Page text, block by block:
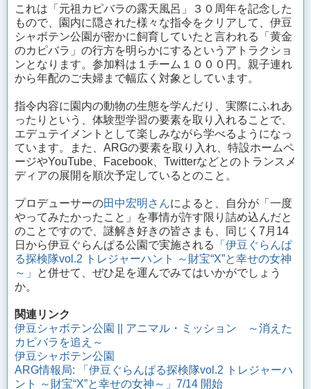
これは「元祖カピバラの露天風呂」３０周年を記念した
もので、園内に隠された様々な指令をクリアして、伊豆
シャボテン公園が密かに飼育していたと言われる「黄金
のカピバラ」の行方を明らかにするというアトラクショ
ンとなります。参加料は１チーム１０００円。親子連れ
から年配のご夫婦まで幅広く対象としています。
指令内容に園内の動物の生態を学んだり、実際にふれあ
ったりという、体験型学習の要素を取り入れることで、
エデュテイメントとして楽しみながら学べるようになっ
ています。また、ARGの要素を取り入れ、特設ホームペ
ージやYouTube、Facebook、Twitterなどとのトランスメ
ディアの展開を順次予定しているとのこと。
プロデューサーの田中宏明さんによると、自分が「一度
やってみたかったこと」を事情が許す限り詰め込んだと
のことですので、謎解き好きの皆さまも、同じく7月14
日から伊豆ぐらんぱる公園で実施される
「伊豆ぐらんぱ
る探検隊vol.2 トレジャーハント ～財宝“X”と幸せの女神
～」
と併せて、ぜひ足を運んでみてはいかがでしょう
か。
関連リンク
伊豆シャボテン公園 || アニマル・ミッション ～消えた
カピバラを追え～
伊豆シャボテン公園
ARG情報局: 「伊豆ぐらんぱる探検隊vol.2 トレジャーハ
ント ～財宝“X”と幸せの女神～」7/14 開始